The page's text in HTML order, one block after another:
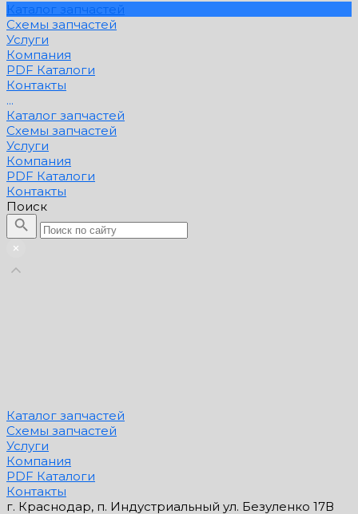
Каталог запчастей
Схемы запчастей
Услуги
Компания
PDF Каталоги
Контакты
...
Каталог запчастей
Схемы запчастей
Услуги
Компания
PDF Каталоги
Контакты
Поиск
Каталог запчастей
Схемы запчастей
Услуги
Компания
PDF Каталоги
Контакты
г. Краснодар, п. Индустриальный ул. Безуленко 17В